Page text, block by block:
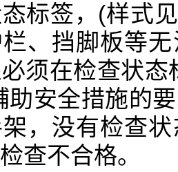
标签，(样式
、挡脚板等
须在检查状态
助安全措施的
，没有检查
查不合格。